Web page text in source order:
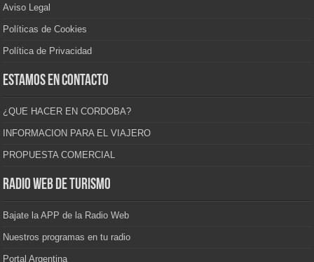
Aviso Legal
Políticas de Cookies
Política de Privacidad
Estamos en contacto
¿QUE HACER EN CORDOBA?
INFORMACION PARA EL VIAJERO
PROPUESTA COMERCIAL
Radio Web de Turismo
Bajate la APP de la Radio Web
Nuestros programas en tu radio
Portal Argentina